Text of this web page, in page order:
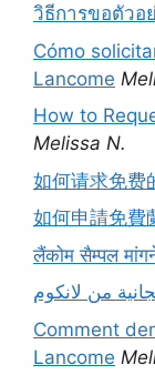
วิธีการขอตัวอ
Cómo
Lancome
How to
Melissa N.
如何请求免费
如何申請免費
लैंकोम सैम्पल
من لانكوم
Comment
Lancome